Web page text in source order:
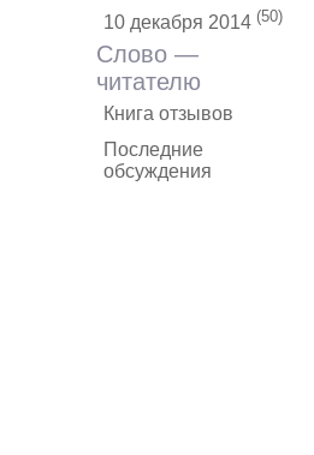
10 декабря 2014 (50)
Слово —
читателю
Книга отзывов
Последние
обсуждения